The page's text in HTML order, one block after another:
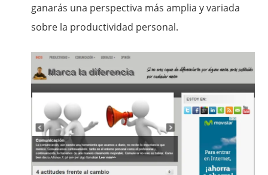
ganarás una perspectiva más amplia y variada
sobre la productividad personal.